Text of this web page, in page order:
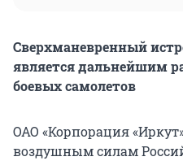
Сверхманевренный
является дальнейшим
боевых самолетов
ОАО «Корпорация
воздушным силам